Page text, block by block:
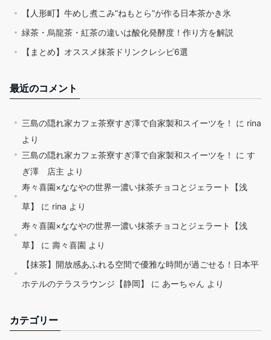
【人形町】牛めし煮こみ”ねもとら”が作る日本茶かき氷
緑茶・烏龍茶・紅茶の違いは酸化発酵度！作り方を解説
【まとめ】オススメ抹茶ドリンクレシピ6選
最近のコメント
三島の隠れ家カフェ茶寮すぎ澤で自家製和スイーツを！ に rina
より
三島の隠れ家カフェ茶寮すぎ澤で自家製和スイーツを！
に す
ぎ澤 店主 より
寿々喜園×ななやの世界一濃い抹茶チョコとジェラート【浅
草】
に rina より
寿々喜園×ななやの世界一濃い抹茶チョコとジェラート【浅
草】
に 壽々喜園 より
【抹茶】開放感あふれる空間で優雅な時間が過ごせる！日本平
ホテルのテラスラウンジ【静岡】
に あーちゃん より
カテゴリー